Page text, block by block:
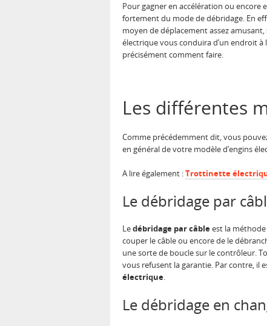
Pour gagner en accélération ou encore
fortement du mode de débridage. En
moyen de déplacement assez
électrique vous conduira d’un endroit à
précisément comment faire.
Les différentes
Comme précédemment dit, vous
en général de votre modèle d’engins
A lire également :Trottinette
Le débridage par
Ledébridage par câbleest la
couper le câble ou encore de le
une sorte de boucle sur le contrôleur.
vous refusent la garantie. Par contre, il
électrique.
Le débridage en